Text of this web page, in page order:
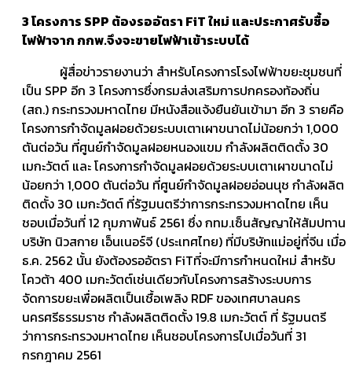
3 โครงการ SPP ต้องรออัตรา FiT ใหม่ และประกาศรับซื้อ
ไฟฟ้าจาก กกพ.จึงจะขายไฟฟ้าเข้าระบบได้
ผู้สื่อข่าวรายงานว่า สำหรับโครงการโรงไฟฟ้าขยะชุมชนที่
เป็น SPP อีก 3 โครงการซึ่งกรมส่งเสริมการปกครองท้องถิ่น
(สถ.) กระทรวงมหาดไทย มีหนังสือแจ้งยืนยันเข้ามา อีก 3 รายคือ
โครงการกำจัดมูลฝอยด้วยระบบเตาเผาขนาดไม่น้อยกว่า 1,000
ตันต่อวัน ที่ศูนย์กำจัดมูลฝอยหนองแขม กำลังผลิตติดตั้ง 30
เมกะวัตต์ และ โครงการกำจัดมูลฝอยด้วยระบบเตาเผาขนาดไม่
น้อยกว่า 1,000 ตันต่อวัน ที่ศูนย์กำจัดมูลฝอยอ่อนนุช กำลังผลิต
ติดตั้ง 30 เมกะวัตต์ ที่รัฐมนตรีว่าการกระทรวงมหาดไทย เห็น
ชอบเมื่อวันที่ 12 กุมภาพันธ์ 2561 ซึ่ง กทม.เซ็นสัญญาให้สัมปทาน
บริษัท นิวสกาย เอ็นเนอร์จี (ประเทศไทย) ที่มีบริษัทแม่อยู่ที่จีน เมื่อ
ธ.ค. 2562 นั้น ยังต้องรออัตรา FiTที่จะมีการกำหนดใหม่ สำหรับ
โควต้า 400 เมกะวัตต์เช่นเดียวกับโครงการสร้างระบบการ
จัดการขยะเพื่อผลิตเป็นเชื้อเพลิง RDF ของเทศบาลนคร
นครศรีธรรมราช กำลังผลิตติดตั้ง 19.8 เมกะวัตต์ ที่ รัฐมนตรี
ว่าการกระทรวงมหาดไทย เห็นชอบโครงการไปเมื่อวันที่ 31
กรกฎาคม 2561